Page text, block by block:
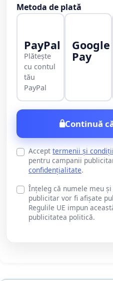
Metoda de plată
PayPal
Plătește
cu contul
tău
PayPal
Google
Pay
Continuă
Accept termenii și
pentru campanii
confidențialitate.
Înțeleg că numele meu
publicitar vor fi afișate
Regulile UE impun
publicitatea politică.